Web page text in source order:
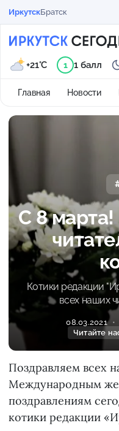
ИркутскБратск
Главная Новости
+21°C 1 1 балл
С 8
Котики редакции
всех наших
08.03.2021
Читайте
Поздравляем всех
Международным
поздравлениям
котики редакции